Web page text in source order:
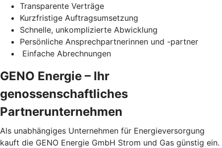
Transparente Verträge
Kurzfristige Auftragsumsetzung
Schnelle, unkomplizierte Abwicklung
Persönliche Ansprechpartnerinnen und -partner
Einfache Abrechnungen
GENO Energie – Ihr
genossenschaftliches
Partnerunternehmen
Als unabhängiges Unternehmen für Energieversorgung
kauft die GENO Energie GmbH Strom und Gas günstig ein.